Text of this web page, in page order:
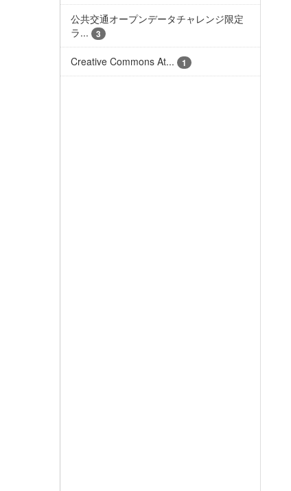
公共交通オープンデータチャレンジ限定
ラ...
3
Creative Commons At... 1